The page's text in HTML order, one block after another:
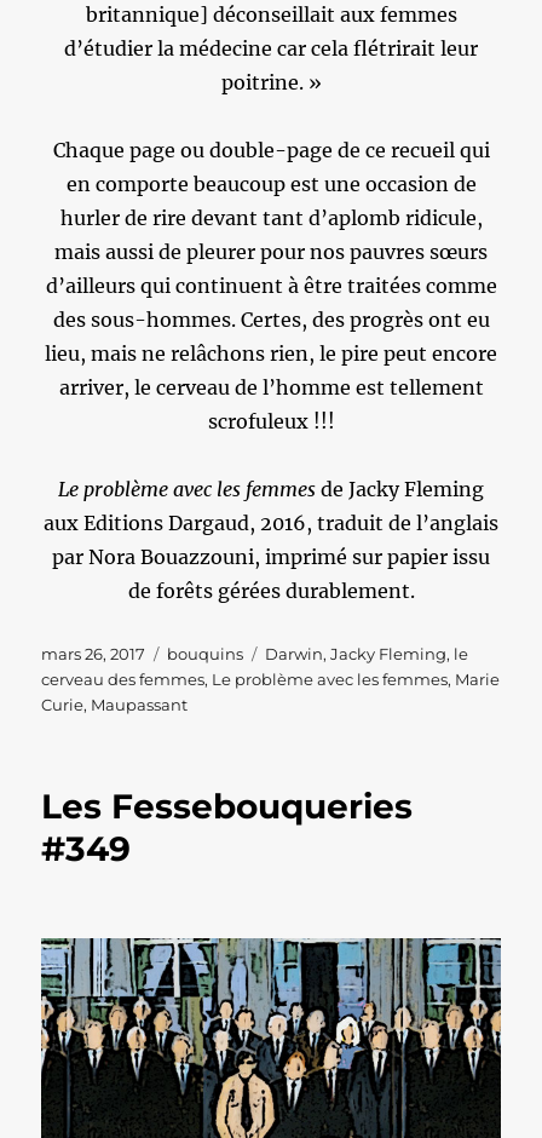
britannique] déconseillait aux femmes
d’étudier la médecine car cela flétrirait leur
poitrine. »
Chaque page ou double-page de ce recueil qui
en comporte beaucoup est une occasion de
hurler de rire devant tant d’aplomb ridicule,
mais aussi de pleurer pour nos pauvres sœurs
d’ailleurs qui continuent à être traitées comme
des sous-hommes. Certes, des progrès ont eu
lieu, mais ne relâchons rien, le pire peut encore
arriver, le cerveau de l’homme est tellement
scrofuleux !!!
Le problème avec les femmes de Jacky Fleming
aux Editions Dargaud, 2016, traduit de l’anglais
par Nora Bouazzouni, imprimé sur papier issu
de forêts gérées durablement.
Publié
le
mars 26, 2017 Catégories
bouquins Étiquettes
Darwin,Jacky Fleming, le
cerveau des femmes, Le problème avec les femmes, Marie
Curie, Maupassant
Les Fessebouqueries
#349